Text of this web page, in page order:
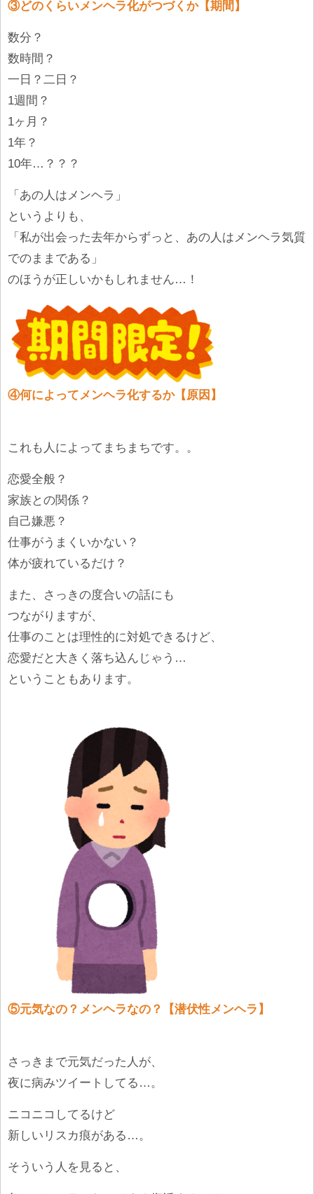
③どのくらいメンヘラ化がつづくか【期間】
数分？
数時間？
一日？二日？
1週間？
1ヶ月？
1年？
10年…？？？
「あの人はメンヘラ」
というよりも、
「私が出会った去年からずっと、あの人はメンヘラ気質
でのままである」
のほうが正しいかもしれません…！
④何によってメンヘラ化するか【原因】
これも人によってまちまちです。。
恋愛全般？
家族との関係？
自己嫌悪？
仕事がうまくいかない？
体が疲れているだけ？
また、さっきの度合いの話にも
つながりますが、
仕事のことは理性的に対処できるけど、
恋愛だと大きく落ち込んじゃう…
ということもあります。
⑤元気なの？メンヘラなの？【潜伏性メンヘラ】
さっきまで元気だった人が、
夜に病みツイートしてる…。
ニコニコしてるけど
新しいリスカ痕がある…。
そういう人を見ると、